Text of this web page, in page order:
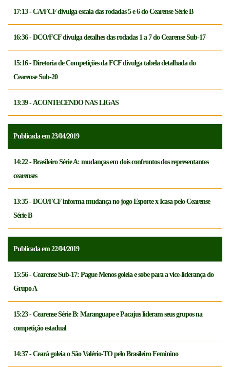
17:13 - CA/FCF divulga escala das rodadas 5 e 6 do Cearense Série B
16:36 - DCO/FCF divulga detalhes das rodadas 1 a 7 do Cearense Sub-17
15:16 - Diretoria de Competições da FCF divulga tabela detalhada do
Cearense Sub-20
13:39 - ACONTECENDO NAS LIGAS
Publicada em 23/04/2019
14:22 - Brasileiro Série A: mudanças em dois confrontos dos representantes
cearenses
13:35 - DCO/FCF informa mudança no jogo Esporte x Icasa pelo Cearense
Série B
Publicada em 22/04/2019
15:56 - Cearense Sub-17: Pague Menos goleia e sobe para a vice-liderança do
Grupo A
15:23 - Cearense Série B: Maranguape e Pacajus lideram seus grupos na
competição estadual
14:37 - Ceará goleia o São Valério-TO pelo Brasileiro Feminino